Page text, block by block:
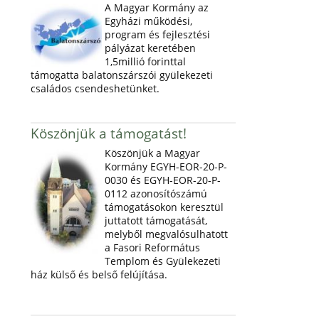
A Magyar Kormány az
Egyházi működési,
program és fejlesztési
pályázat keretében
1,5millió forinttal
támogatta balatonszárszói gyülekezeti
családos csendeshetünket.
Köszönjük a támogatást!
Köszönjük a Magyar
Kormány EGYH-EOR-20-P-
0030 és EGYH-EOR-20-P-
0112 azonosítószámú
támogatásokon keresztül
juttatott támogatását,
melyből megvalósulhatott
a Fasori Református
Templom és Gyülekezeti
ház külső és belső felújítása.